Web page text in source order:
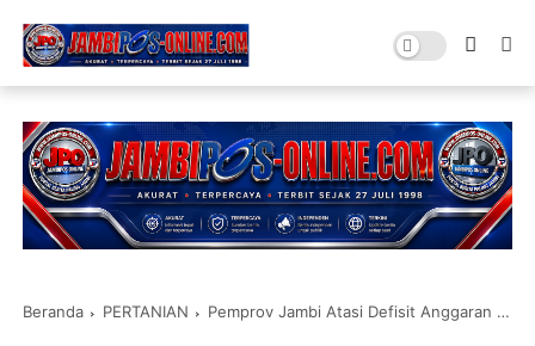
Beranda PERTANIAN Pemprov Jambi Atasi Defisit Anggaran Rp 122, 15 Miliar